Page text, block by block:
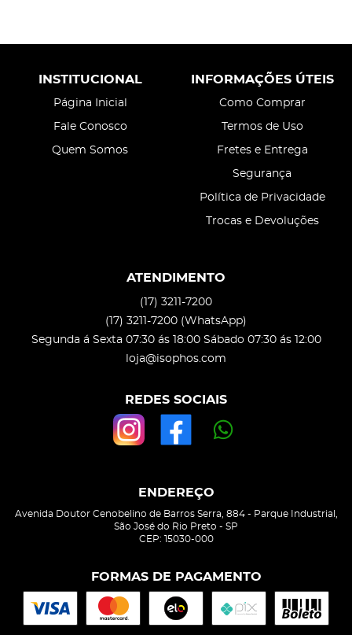
INSTITUCIONAL
Página Inicial
Fale Conosco
Quem Somos
INFORMAÇÕES ÚTEIS
Como Comprar
Termos de Uso
Fretes e Entrega
Segurança
Política de Privacidade
Trocas e Devoluções
ATENDIMENTO
(17) 3211-7200
(17) 3211-7200 (WhatsApp)
Segunda á Sexta 07:30 ás 18:00 Sábado 07:30 ás 12:00
loja@isophos.com
REDES SOCIAIS
ENDEREÇO
Avenida Doutor Cenobelino de Barros Serra, 884- Parque Industrial,
São José do Rio Preto - SP
CEP: 15030-000
FORMAS DE PAGAMENTO